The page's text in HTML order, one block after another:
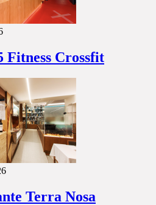
Fitness Crossfit
Terra Nosa